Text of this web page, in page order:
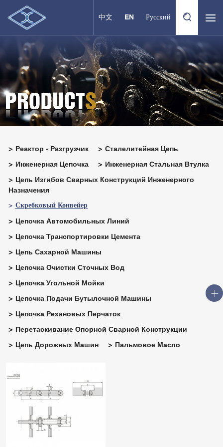
中文 EN Русский
Реактор - Разгрузчик
Сталелитейная Цепь
Инженерная Цепочка
Инженерная Стальная Втулка
Цепь Изгибов Сварных Конструкций Инженерного
Назначения
Скребковый Конвейер
Цепочка Автомобильных Линий
Цепочка Транспортировки Цемента
Цепь Сахарной Машины
Цепочка Очистки Сточных Вод
Цепочка Угольной Мойки
Цепочка Подачи Бутылочной Машины
Цепочка Резиновых Перчаток
Перетаскивание Опорной Сварной Конструкции
Цепь Дорожных Машин
Пальмовое Масло